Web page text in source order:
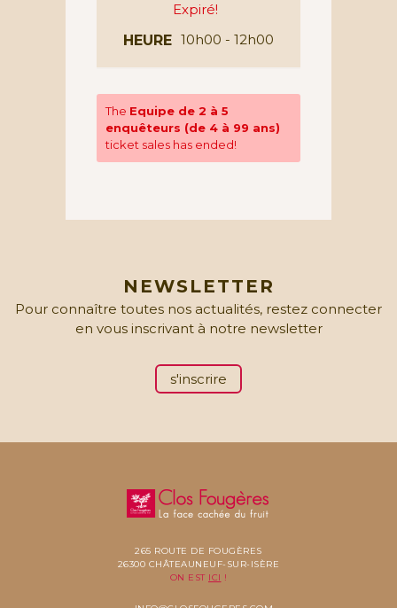
Expiré!
HEURE 10h00 - 12h00
The Equipe de 2 à 5
enquêteurs (de 4 à 99 ans)
ticket sales has ended!
NEWSLETTER
Pour connaître toutes nos actualités, restez connecter
en vous inscrivant à notre newsletter
s'inscrire
265 ROUTE DE FOUGÈRES
26300 CHÂTEAUNEUF-SUR-ISÈRE
ON EST ICI !